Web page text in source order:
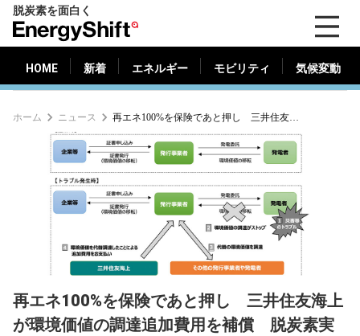
脱炭素を面白く
ナ
ジ
ー
フ
ト）
HOME 新着 エネルギー モビリティ 気候変動
新着 エネルギー 気候変動
ホーム ニュース 再エネ100%を保険であと押し 三井住友海上が環境価値の調達追加費用を補償 脱炭素実現に向けて
再エネ100%を保険であと押し 三井住友海上
が環境価値の調達追加費用を補償 脱炭素実